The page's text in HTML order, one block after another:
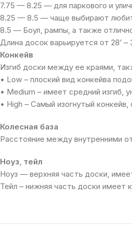
7.75 — 8.25 — для паркового и
8.25 — 8.5 — чаще выбирают
8.5 — Боул, рампы, а также
Длина досок варьируется от 28’
Конкейв
Изгиб доски между ее краями,
• Low – плоский вид конкейва
• Medium – имеет средний изгиб,
• High – Самый изогнутый
Колесная база
Расстояние между внутренними
Ноуз, тейл
Ноуз — верхняя часть доски,
Тейл – нижняя часть доски имеет